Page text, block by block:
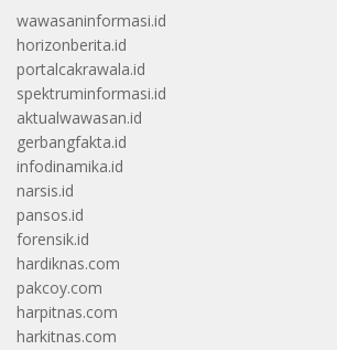
wawasaninformasi.id
horizonberita.id
portalcakrawala.id
spektruminformasi.id
aktualwawasan.id
gerbangfakta.id
infodinamika.id
narsis.id
pansos.id
forensik.id
hardiknas.com
pakcoy.com
harpitnas.com
harkitnas.com